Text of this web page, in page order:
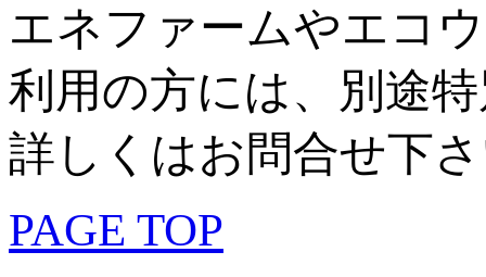
エネファームやエコ
利用の方には、別途
詳しくはお問合せ下
PAGE TOP